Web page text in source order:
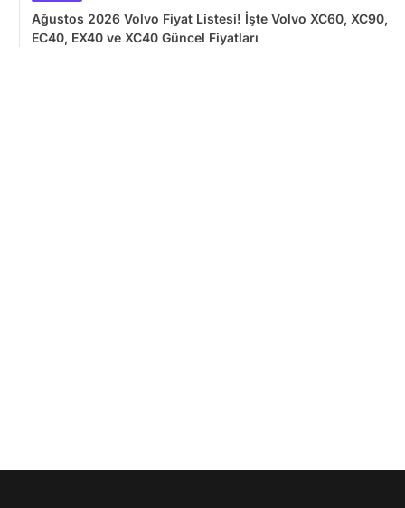
Ağustos 2026 Volvo Fiyat Listesi! İşte Volvo XC60, XC90,
EC40, EX40 ve XC40 Güncel Fiyatları